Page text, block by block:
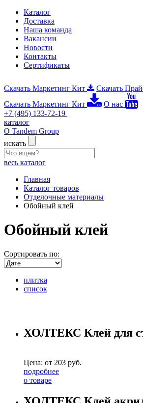
Каталог
Доставка
Наша команда
Вакансии
Новости
Контакты
Сертификаты
Скачать Маркетинг Кит Скачать
Скачать Маркетинг Кит
О нас
+7 (495) 133-72-19
каталог
О Tandem Group
искать
весь каталог
Главная
Каталог товаров
Отделочные материалы
Обойный клей
Обойный клей
Сортировать по:
плитка
список
ХОЛТЕКС Клей для
Цена: от 203 руб.
подробнее
о товаре